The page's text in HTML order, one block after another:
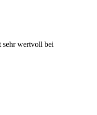
wertvoll bei